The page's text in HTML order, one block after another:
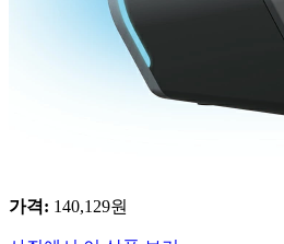
가격: 140,129원